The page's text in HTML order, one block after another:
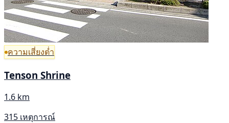
ความเสี่ยงต่ำ
Tenson Shrine
1.6 km
315 เหตุการณ์